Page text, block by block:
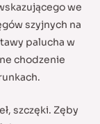
we
szyjnych na
palucha w
chodzenie
szczęki. Zęby